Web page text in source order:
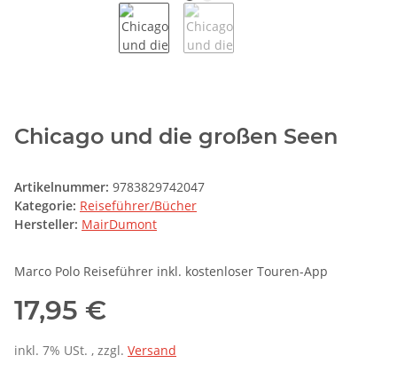
Chicago und die großen Seen
Artikelnummer: 9783829742047
Kategorie: Reiseführer/Bücher
Hersteller: MairDumont
Marco Polo Reiseführer inkl. kostenloser Touren-App
17,95 €
inkl. 7% USt. , zzgl. Versand